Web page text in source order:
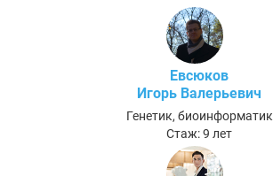
Евсюков
Игорь Валерьевич
Генетик, биоинформатик
Стаж: 9 лет